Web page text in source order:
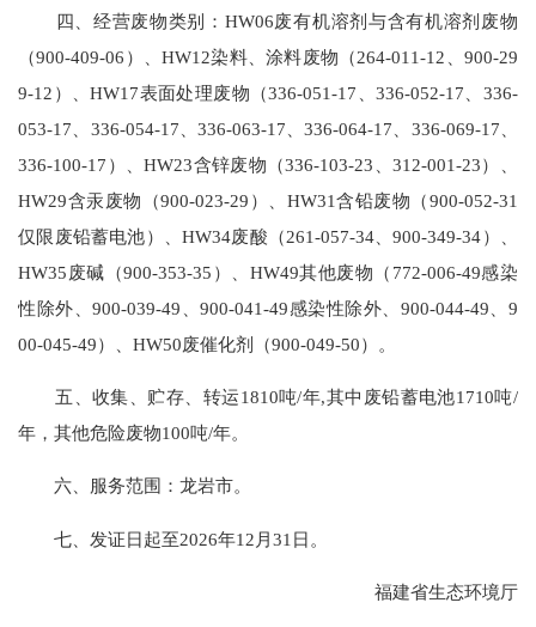
四、经营废物类别：HW06废有机溶剂与含有机溶剂废物
（900-409-06）、HW12染料、涂料废物（264-011-12、900-29
9-12）、HW17表面处理废物（336-051-17、336-052-17、336-
053-17、336-054-17、336-063-17、336-064-17、336-069-17、
336-100-17）、HW23含锌废物（336-103-23、312-001-23）、
HW29含汞废物（900-023-29）、HW31含铅废物（900-052-31
仅限废铅蓄电池）、HW34废酸（261-057-34、900-349-34）、
HW35废碱（900-353-35）、HW49其他废物（772-006-49感染
性除外、900-039-49、900-041-49感染性除外、900-044-49、9
00-045-49）、HW50废催化剂（900-049-50）。
五、收集、贮存、转运1810吨/年,其中废铅蓄电池1710吨/
年，其他危险废物100吨/年。
六、服务范围：龙岩市。
七、发证日起至2026年12月31日。
福建省生态环境厅